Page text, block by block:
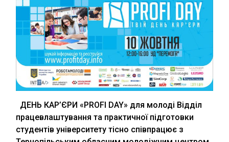
ДЕНЬ КАР’ЄРИ «PROFІ DAY» для молоді Відділ
працевлаштування та практичної підготовки
студентів університету тісно співпрацює з